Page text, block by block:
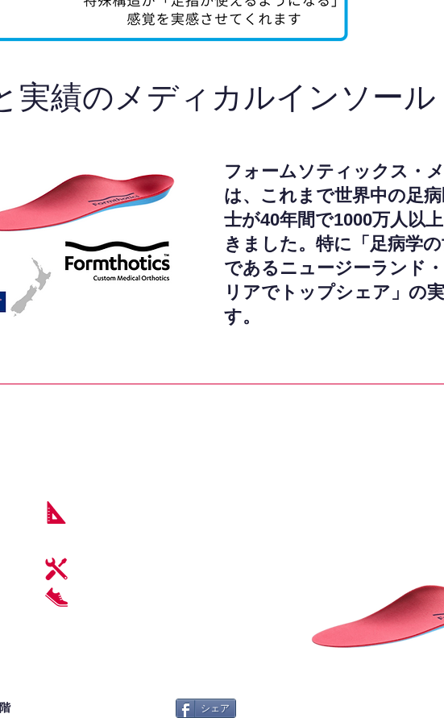
実績のメディカルインソール
フォームソティックス・
は、これまで世界中の足
士が40年間で1000万人以
きました。特に「足病学
であるニュージーランド
リアでトップシェア」の
す。
シェア